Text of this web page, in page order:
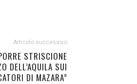
Articolo successivo
STRISCIONE
DELL’AQUILA SUI
DI MAZARA”